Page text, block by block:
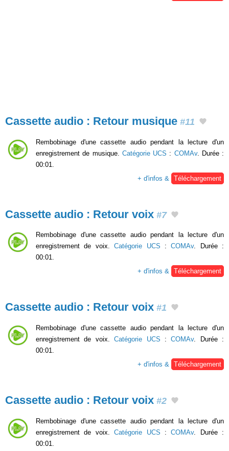
Cassette audio : Retour musique #11
Rembobinage d'une cassette audio pendant la lecture d'un
enregistrement de musique. Catégorie UCS : COMAv. Durée :
00:01.
+ d'infos &
Téléchargement
Cassette audio : Retour voix #7
Rembobinage d'une cassette audio pendant la lecture d'un
enregistrement de voix.Catégorie UCS :COMAv. Durée :
00:01.
+ d'infos & Téléchargement
Cassette audio : Retour voix #1
Rembobinage d'une cassette audio pendant la lecture d'un
enregistrement de voix.Catégorie UCS :COMAv. Durée :
00:01.
+ d'infos & Téléchargement
Cassette audio : Retour voix #2
Rembobinage d'une cassette audio pendant la lecture d'un
enregistrement de voix.Catégorie UCS :COMAv. Durée :
00:01.